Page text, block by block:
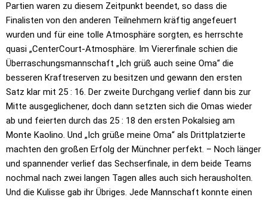
Partien waren zu diesem Zeitpunkt beendet, so dass die
Finalisten von den anderen Teilnehmern kräftig angefeuert
wurden und für eine tolle Atmosphäre sorgten, es herrschte
quasi „CenterCourt-Atmosphäre. Im Viererfinale schien die
Überraschungsmannschaft „Ich grüß auch seine Oma“ die
besseren Kraftreserven zu besitzen und gewann den ersten
Satz klar mit 25 : 16. Der zweite Durchgang verlief dann bis zur
Mitte ausgeglichener, doch dann setzten sich die Omas wieder
ab und feierten durch das 25 : 18 den ersten Pokalsieg am
Monte Kaolino. Und „Ich grüße meine Oma“ als Drittplatzierte
machten den großen Erfolg der Münchner perfekt. – Noch länger
und spannender verlief das Sechserfinale, in dem beide Teams
nochmal nach zwei langen Tagen alles auch sich herausholten.
Und die Kulisse gab ihr Übriges. Jede Mannschaft konnte einen